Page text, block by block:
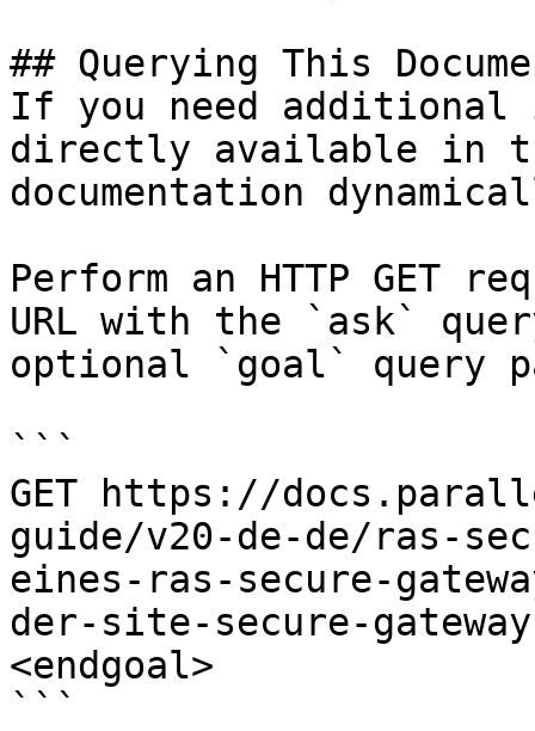
## Querying This
If you need
directly available in
documentation
Perform an HTTP GET
URL with the `ask`
optional `goal` query
```
GET https://
guide/v20-de-de/ras-
eines-ras-secure-
der-site-secure-
<endgoal>
```